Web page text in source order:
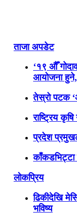
ताजा अपडेट
‘१९ औँ
आयोजना
तेस्रो पटक
राष्ट्रिय
प्रदेश
काँकडभिट्टा
लोकप्रिय
ढिकीदेखि
भविष्य